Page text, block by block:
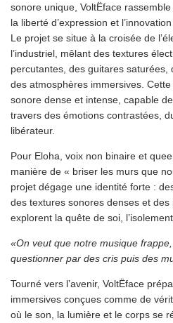
sonore unique, VoltËface
la liberté d’expression et
Le projet se situe à la croisée de
l’industriel, mêlant des textures
percutantes, des guitares saturées,
des atmosphères immersives.
sonore dense et intense, capable
travers des émotions contrastées,
libérateur.
Pour Eloha, voix non binaire et
manière de « briser les murs que
projet dégage une identité forte :
des textures sonores denses et
explorent la quête de soi,
«On veut que notre musique
questionner par des cris puis des
Tourné vers l’avenir, VoltËface
immersives conçues comme de
où le son, la lumière et le corps se